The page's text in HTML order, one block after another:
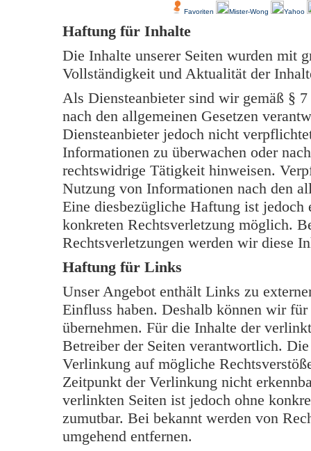
Favoriten Mister-Wong Yahoo
Haftung für Inhalte
Die Inhalte unserer Seiten wurden mit
Vollständigkeit und Aktualität der
Als Diensteanbieter sind wir gemäß §
nach den allgemeinen Gesetzen
Diensteanbieter jedoch nicht
Informationen zu überwachen oder
rechtswidrige Tätigkeit hinweisen.
Nutzung von Informationen nach den
Eine diesbezügliche Haftung ist
konkreten Rechtsverletzung möglich.
Rechtsverletzungen werden wir diese
Haftung für Links
Unser Angebot enthält Links zu
Einfluss haben. Deshalb können wir
übernehmen. Für die Inhalte der
Betreiber der Seiten verantwortlich.
Verlinkung auf mögliche
Zeitpunkt der Verlinkung nicht
verlinkten Seiten ist jedoch ohne
zumutbar. Bei bekannt werden von
umgehend entfernen.